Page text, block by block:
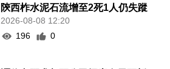
陝西柞水泥石流增至2死1人仍失蹤
2026-08-08 12:20
196
0